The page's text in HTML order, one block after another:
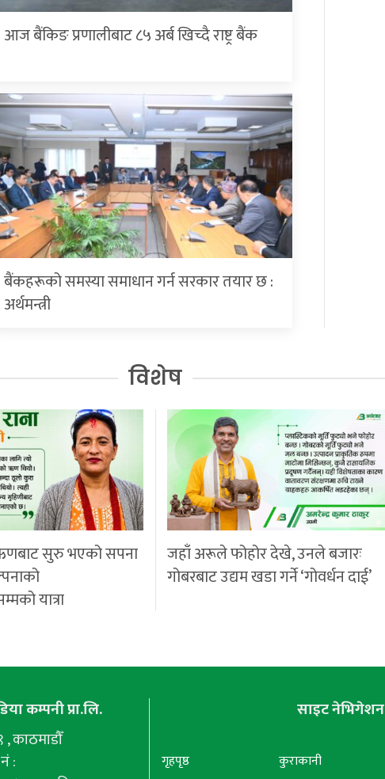
आज बैंकिङ प्रणालीबाट ८५ अर्ब खिच्दै राष्ट्र बैंक
बैंकहरूको समस्या समाधान गर्न सरकार तयार छ :
अर्थमन्त्री
विशेष
सुरु भएको सपना
यात्रा
जहाँ अरूले फोहोर देखे, उनले बजारः
गोबरबाट उद्यम खडा गर्ने ‘गोवर्धन दाई’
कम्पनी प्रा.लि.
काठमाडौँ
:
साइट नेभिगेशन
गृहपृष्ठ
कुराकानी